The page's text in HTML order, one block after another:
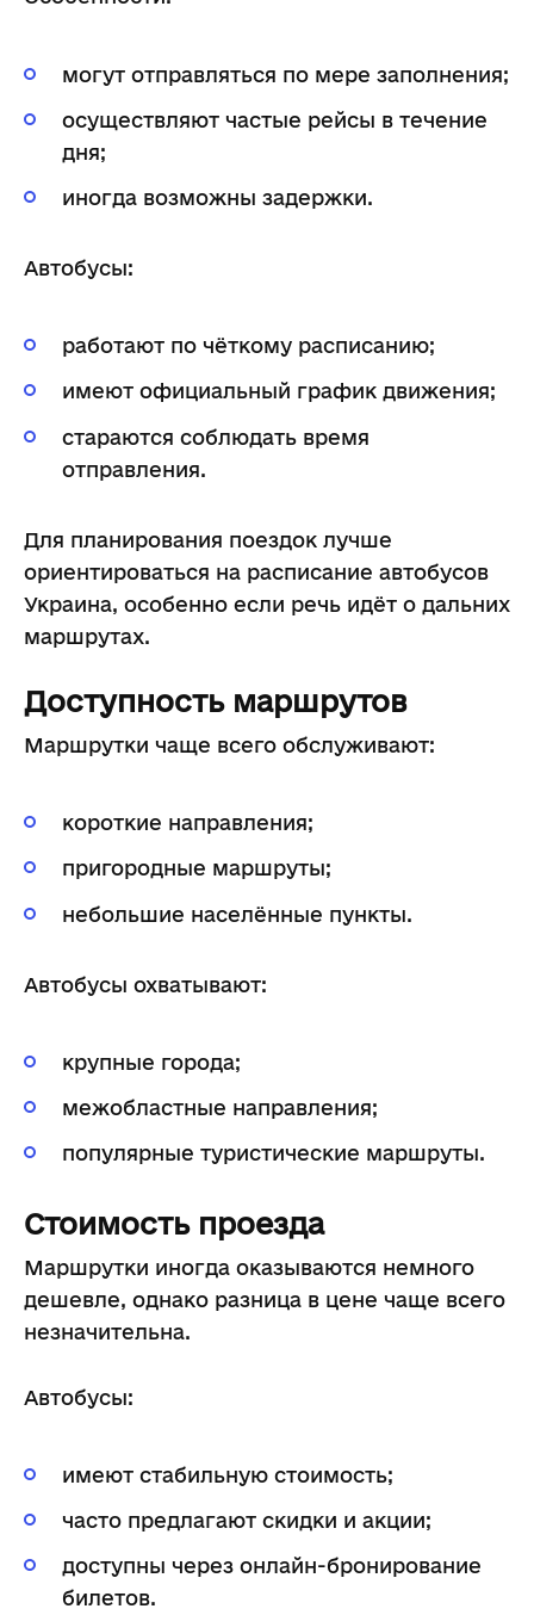
могут отправляться по мере заполнения;
осуществляют частые рейсы в течение
дня;
иногда возможны задержки.
Автобусы:
работают по чёткому расписанию;
имеют официальный график движения;
стараются соблюдать время
отправления.
Для планирования поездок лучше
ориентироваться на расписание автобусов
Украина, особенно если речь идёт о дальних
маршрутах.
Доступность маршрутов
Маршрутки чаще всего обслуживают:
короткие направления;
пригородные маршруты;
небольшие населённые пункты.
Автобусы охватывают:
крупные города;
межобластные направления;
популярные туристические маршруты.
Стоимость проезда
Маршрутки иногда оказываются немного
дешевле, однако разница в цене чаще всего
незначительна.
Автобусы:
имеют стабильную стоимость;
часто предлагают скидки и акции;
доступны через онлайн-бронирование
билетов.